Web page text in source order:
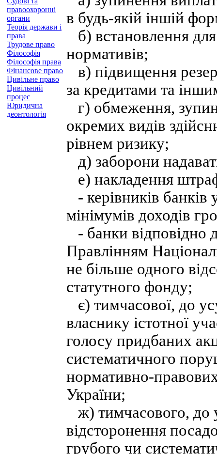
правоохоронні
органи
Теорія держави і
права
Трудове право
Філософія
Філософія права
Фінансове право
Цивільне право
Цивільний
процес
Юридична
деонтологія
в будь-якій іншій
б) встановлення
нормативів;
в) підвищення
за кредитами та
г) обмеження,
окремих видів
рівнем ризику;
д) заборони
е) накладення
- керівників банків
мінімумів доходів
- банки відповідно
Правлінням
не більше одного
статутного фонду;
є) тимчасової, до
власнику істотної
голосу придбаних
систематичного
нормативно-
України;
ж) тимчасового, до
відсторонення
грубого чи